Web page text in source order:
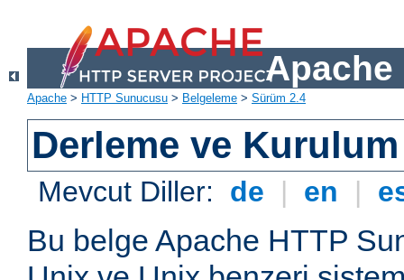
Apache
Apache > HTTP Sunucusu > Belgeleme > Sürüm 2.4
Derleme ve Kurulum
Mevcut Diller: de | en |
Bu belge Apache HTTP